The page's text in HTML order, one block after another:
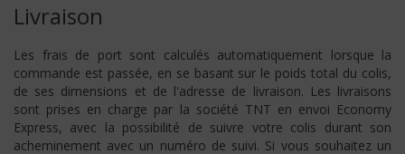
Livraison
Les frais de port sont calculés automatiquement lorsque la
commande est passée, en se basant sur le poids total du colis,
de ses dimensions et de l'adresse de livraison. Les livraisons
sont prises en charge par la société TNT en envoi Economy
Express, avec la possibilité de suivre votre colis durant son
acheminement avec un numéro de suivi. Si vous souhaitez un